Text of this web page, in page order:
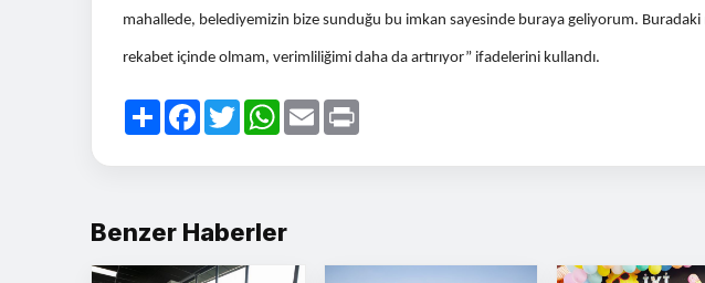
mahallede, belediyemizin bize sunduğu bu imkan sayesinde buraya geliyorum.
rekabet içinde olmam, verimliliğimi daha da artırıyor” ifadelerini kullandı.
PaylaşFacebook
TwitterWhatsApp
Email
Benzer Haberler